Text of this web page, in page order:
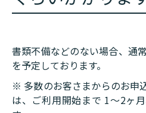
書類不備などのない場合、通
を予定しております。
※ 多数のお客さまからのお申
は、ご利用開始まで 1～2ヶ